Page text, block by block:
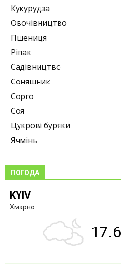
Кукурудза
Овочівництво
Пшениця
Ріпак
Садівництво
Соняшник
Сорго
Соя
Цукрові буряки
Ячмінь
ПОГОДА
KYIV
Хмарно
17.6